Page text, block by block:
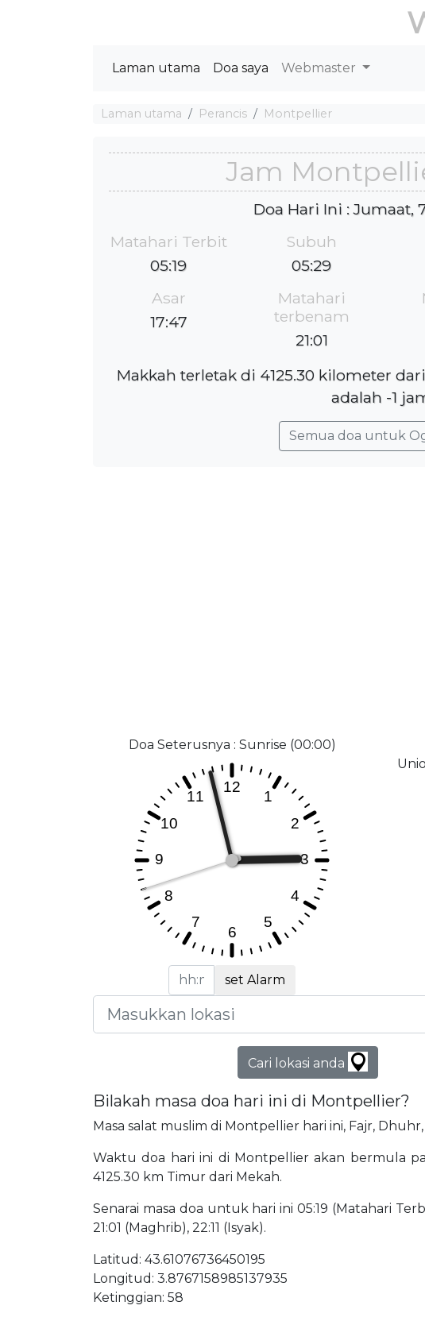
Laman utama Doa saya Webmaster
Laman utama Perancis Montpellier
Jam
Doa Hari Ini : Jumaat,
Matahari Terbit
05:19
Subuh
05:29
Asar
17:47
Matahari
terbenam
21:01
Makkah terletak di 4125.30 kilometer
adalah -1
Semua doa untuk
Doa Seterusnya : Sunrise (00:00)
set Alarm
Cari lokasi anda
Bilakah masa doa hari ini di Montpellier?
Masa salat muslim di Montpellier hari ini, Fajr,
Waktu doa hari ini di Montpellier akan bermula
4125.30 km Timur dari Mekah.
Senarai masa doa untuk hari ini 05:19 (Matahari
21:01 (Maghrib), 22:11 (Isyak).
Latitud: 43.61076736450195
Longitud: 3.8767158985137935
Ketinggian: 58